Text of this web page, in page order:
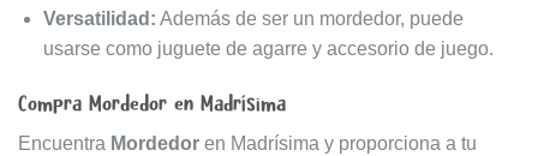
Versatilidad: Además de ser un mordedor, puede
usarse como juguete de agarre y accesorio de juego.
Compra Mordedor en Madrísima
Encuentra Mordedor en Madrísima y proporciona a tu